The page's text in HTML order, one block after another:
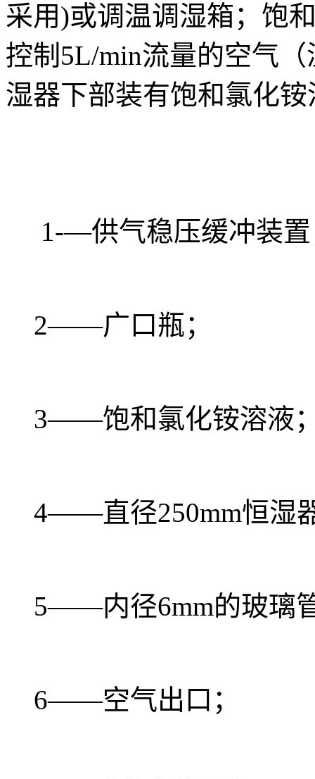
采用)或调温调湿箱；饱
控制5L/min流量的空气
湿器下部装有饱和氯化铵
1-—供气稳压缓冲装置
2——广口瓶；
3——饱和氯化铵溶液
4——直径250mm恒湿
5——内径6mm的玻璃
6——空气出口；